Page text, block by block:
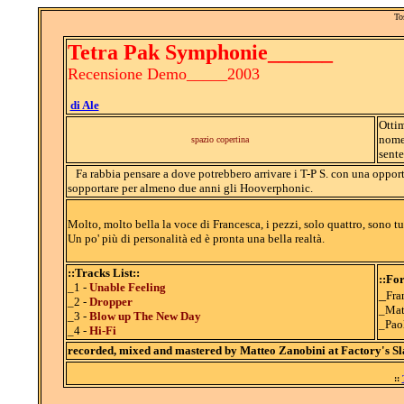
Tetra Pak Symphonie______
Recensione Demo_____2003
di Ale
spazio copertina
Fa rabbia pensare a dove potrebbero arrivare i T-P S. con una
sopportare per almeno due anni gli Hooverphonic.
Molto, molto bella la voce di Francesca, i pezzi, solo quattro, sono
Un po' più di personalità ed è pronta una bella realtà.
::Tracks List::
_1 - Unable Feeling
_2 - Dropper
_3 - Blow up The New Day
_4 - Hi-Fi
recorded, mixed and mastered by Matteo Zanobini at Factory's
::